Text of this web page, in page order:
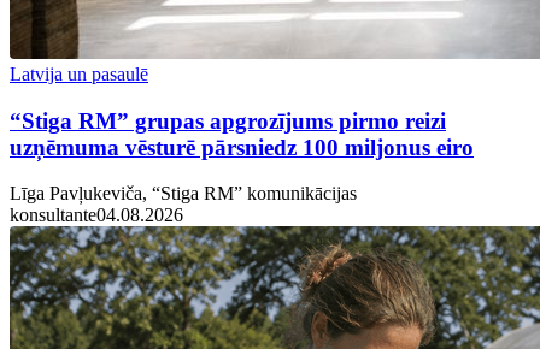
Latvija un pasaulē
“Stiga RM” grupas apgrozījums pirmo reizi
uzņēmuma vēsturē pārsniedz 100 miljonus eiro
Līga Pavļukeviča, “Stiga RM” komunikācijas
konsultante04.08.2026